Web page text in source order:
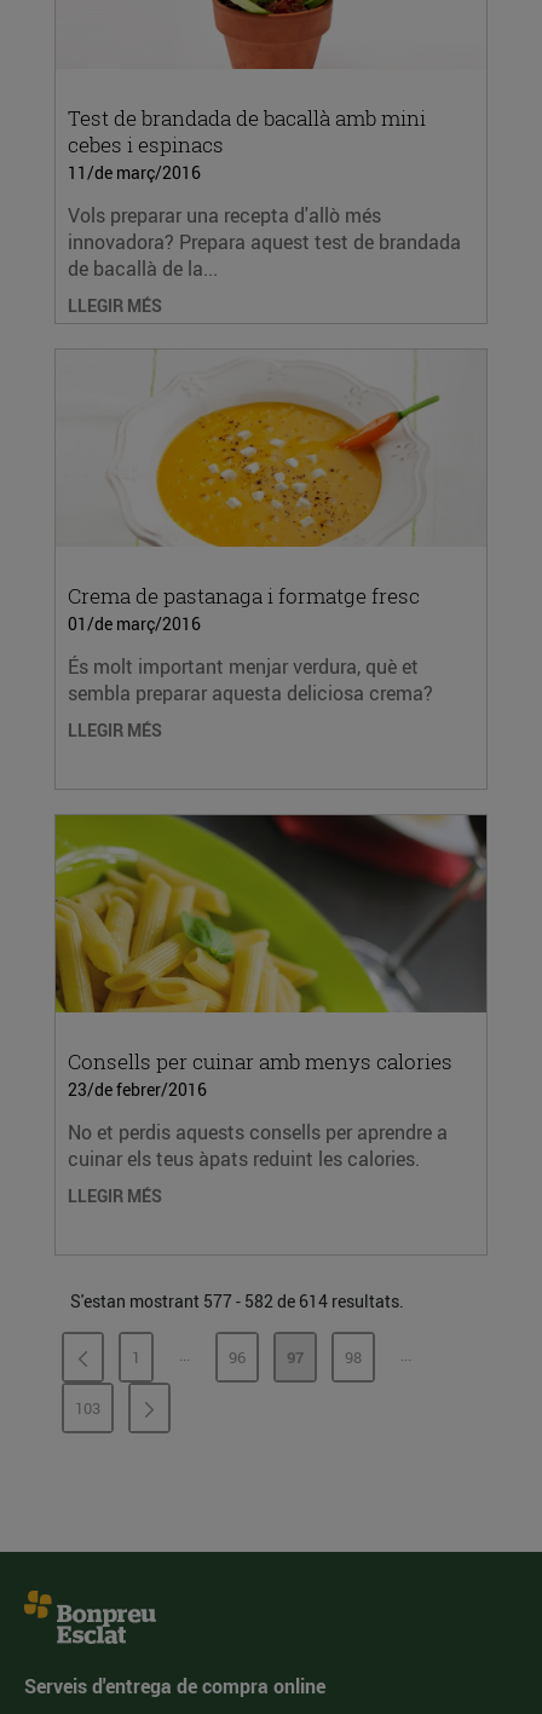
Test de brandada de bacallà amb mini
cebes i espinacs
11/de març/2016
Vols preparar una recepta d'allò més
innovadora? Prepara aquest test de brandada
de bacallà de la...
LLEGIR MÉS
Crema de pastanaga i formatge fresc
01/de març/2016
És molt important menjar verdura, què et
sembla preparar aquesta deliciosa crema?
LLEGIR MÉS
Consells per cuinar amb menys calories
23/de febrer/2016
No et perdis aquests consells per aprendre a
cuinar els teus àpats reduint les calories.
LLEGIR MÉS
S'estan mostrant 577 - 582 de 614 resultats.
PÀGINA
1 ...PÀGINES INTERMÈDIES
PÀGINA
96 PÀGINA
97 PÀGINA
98 ...PÀGINES
PÀGINA
103
Serveis d'entrega de compra online